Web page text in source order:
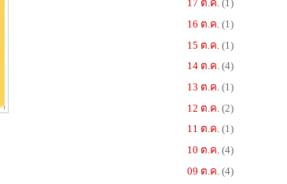
17 ต.ค. (1)
16 ต.ค. (1)
15 ต.ค. (1)
14 ต.ค. (4)
13 ต.ค. (1)
12 ต.ค. (2)
11 ต.ค. (1)
10 ต.ค. (4)
09 ต.ค. (4)